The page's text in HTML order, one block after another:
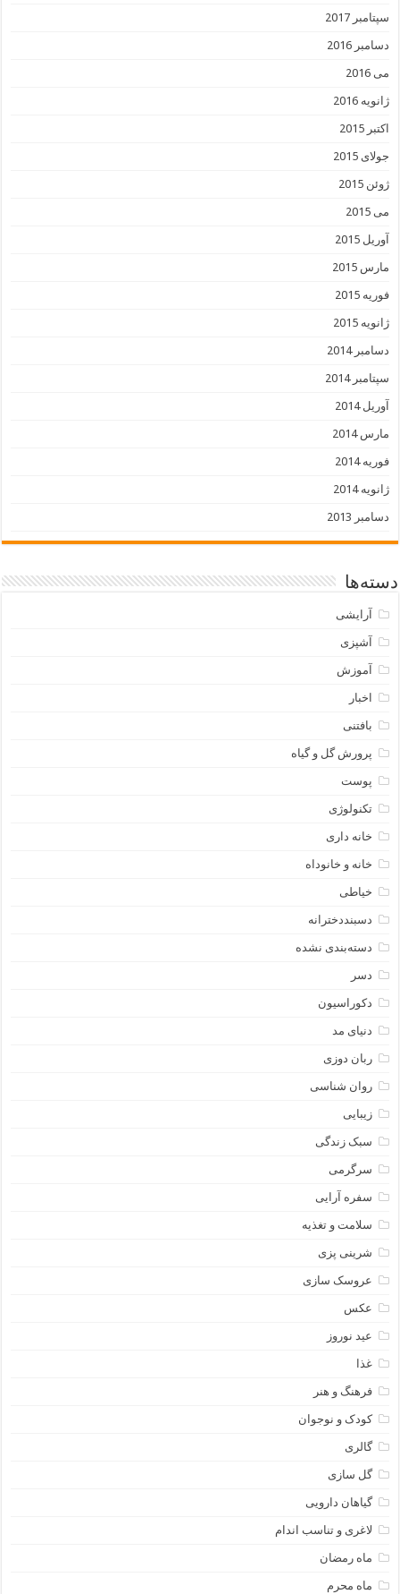
سپتامبر 2017
دسامبر 2016
می 2016
ژانویه 2016
اکتبر 2015
جولای 2015
ژوئن 2015
می 2015
آوریل 2015
مارس 2015
فوریه 2015
ژانویه 2015
دسامبر 2014
سپتامبر 2014
آوریل 2014
مارس 2014
فوریه 2014
ژانویه 2014
دسامبر 2013
دسته‌ها
آرایشی
آشپزی
آموزش
اخبار
بافتنی
پرورش گل و گیاه
پوست
تکنولوژی
خانه داری
خانه و خانوداه
خیاطی
دسبنددخترانه
دسته‌بندی نشده
دسر
دکوراسیون
دنیای مد
ربان دوزی
روان شناسی
زیبایی
سبک زندگی
سرگرمی
سفره آرایی
سلامت و تغذیه
شرینی پزی
عروسک سازی
عکس
عید نوروز
غذا
فرهنگ و هنر
کودک و نوجوان
گالری
گل سازی
گیاهان دارویی
لاغری و تناسب اندام
ماه رمضان
ماه محرم